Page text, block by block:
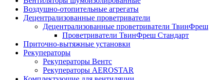
Воздушно-отопительные агрегаты
Децентрализованные проветриватели
Децентрализованные проветриватели ТвинФреш
Проветриватели ТвинФреш Стандарт
Приточно-вытяжные установки
Рекуператоры
Рекуператоры Вентс
Рекуператоры AEROSTAR